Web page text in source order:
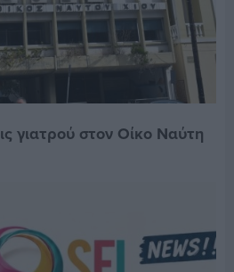
γιατρού στον Οίκο Ναύτη